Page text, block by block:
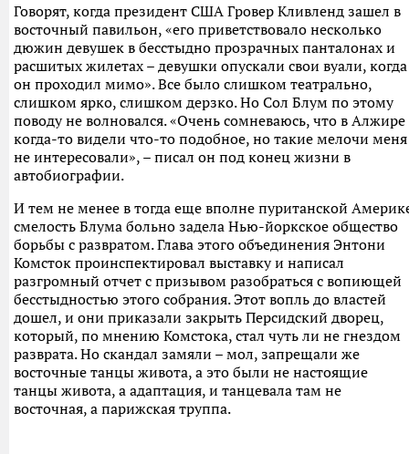
Говорят, когда президент США Гровер Кливленд зашел в
восточный павильон, «его приветствовало несколько
дюжин девушек в бесстыдно прозрачных панталонах и
расшитых жилетах – девушки опускали свои вуали, когда
он проходил мимо». Все было слишком театрально,
слишком ярко, слишком дерзко. Но Сол Блум по этому
поводу не волновался. «Очень сомневаюсь, что в Алжире
когда-то видели что-то подобное, но такие мелочи меня
не интересовали», – писал он под конец жизни в
автобиографии.
И тем не менее в тогда еще вполне пуританской
смелость Блума больно задела Нью-йоркское общество
борьбы с развратом. Глава этого объединения Энтони
Комсток проинспектировал выставку и написал
разгромный отчет с призывом разобраться с вопиющей
бесстыдностью этого собрания. Этот вопль до властей
дошел, и они приказали закрыть Персидский дворец,
который, по мнению Комстока, стал чуть ли не гнездом
разврата. Но скандал замяли – мол, запрещали же
восточные танцы живота, а это были не настоящие
танцы живота, а адаптация, и танцевала там не
восточная, а парижская труппа.